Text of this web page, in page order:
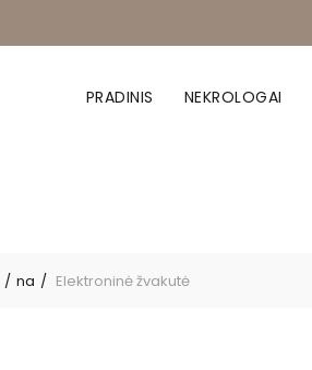
PRADINIS NEKROLOGAI
na Elektroninė žvakutė